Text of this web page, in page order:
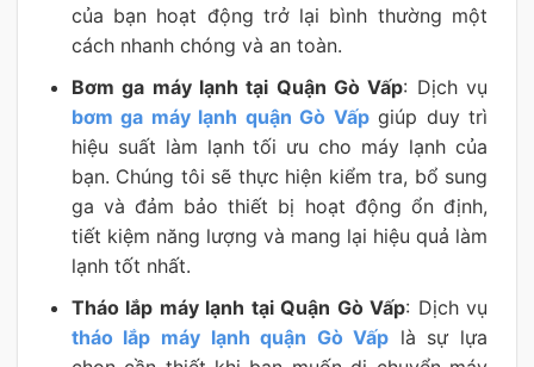
của bạn hoạt động trở lại bình thường một
cách nhanh chóng và an toàn.
Bơm ga máy lạnh tại Quận Gò Vấp: Dịch vụ
bơm ga máy lạnh quận Gò Vấpgiúp duy trì
hiệu suất làm lạnh tối ưu cho máy lạnh của
bạn. Chúng tôi sẽ thực hiện kiểm tra, bổ sung
ga và đảm bảo thiết bị hoạt động ổn định,
tiết kiệm năng lượng và mang lại hiệu quả làm
lạnh tốt nhất.
Tháo lắp máy lạnh tại Quận Gò Vấp: Dịch vụ
tháo lắp máy lạnh quận Gò Vấp là sự lựa